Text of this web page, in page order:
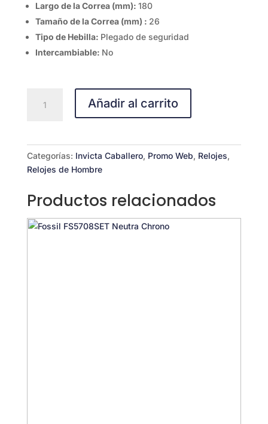
Largo de la Correa (mm): 180
Tamaño de la Correa (mm) : 26
Tipo de Hebilla: Plegado de seguridad
Intercambiable: No
47819
Añadir al carrito
Categorías: Invicta Caballero, Promo Web, Relojes,
Relojes de Hombre
Productos relacionados